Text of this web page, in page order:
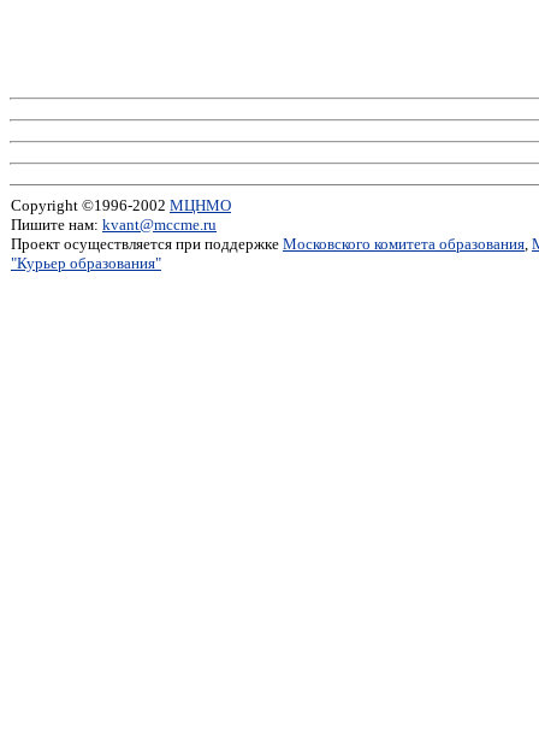
Copyright ©1996-2002 МЦНМО
Пишите нам: kvant@mccme.ru
Проект осуществляется при поддержке Московского комитета образования,
"Курьер образования"